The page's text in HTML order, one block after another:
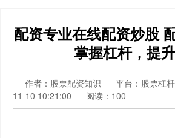
配资专业在线配资炒股
掌握杠杆，提
作者：股票配资知识 平台：股票杠
11-10 10:21:00
阅读：100